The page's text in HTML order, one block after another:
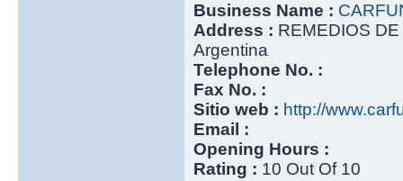
Business Name :
Address : REMEDIOS
Argentina
Telephone No. :
Fax No. :
Sitio web : http://
Email :
Opening Hours :
Rating : 10 Out Of 10